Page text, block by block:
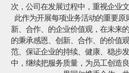
次，公司在发展过程中，重视企业
此作为开展每项业务活动的重要原
新、合作、的企业价值观，在未来
的秉承感恩、创新、合作、的价值
范、保证企业的持续、健康、稳步
中，继续把服务质量，为员工创造